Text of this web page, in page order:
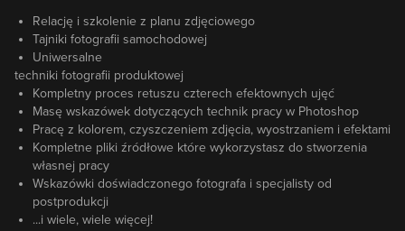
Relację i szkolenie z planu zdjęciowego
Tajniki fotografii samochodowej
Uniwersalne
techniki fotografii produktowej
Kompletny proces retuszu czterech efektownych ujęć
Masę wskazówek dotyczących technik pracy w Photoshop
Pracę z kolorem, czyszczeniem zdjęcia, wyostrzaniem i efektami
Kompletne pliki źródłowe które wykorzystasz do stworzenia
własnej pracy
Wskazówki doświadczonego fotografa i specjalisty od
postprodukcji
...i wiele, wiele więcej!